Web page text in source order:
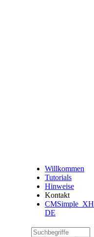
Willkommen
Tutorials
Hinweise
Kontakt
CMSimple_XH
DE